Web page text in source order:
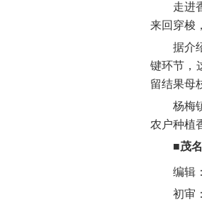
走进
来回穿梭
据介
键环节，
留结果母
杨梅
农户种植
■茂
编辑
初审